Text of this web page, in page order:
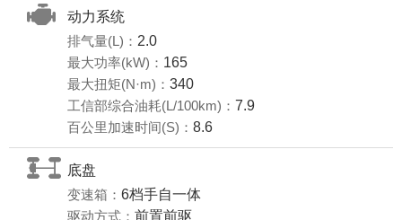
动力系统
排气量(L)： 2.0
最大功率(kW)： 165
最大扭矩(N·m)： 340
工信部综合油耗(L/100km)： 7.9
百公里加速时间(S)： 8.6
底盘
变速箱： 6档手自一体
驱动方式： 前置前驱